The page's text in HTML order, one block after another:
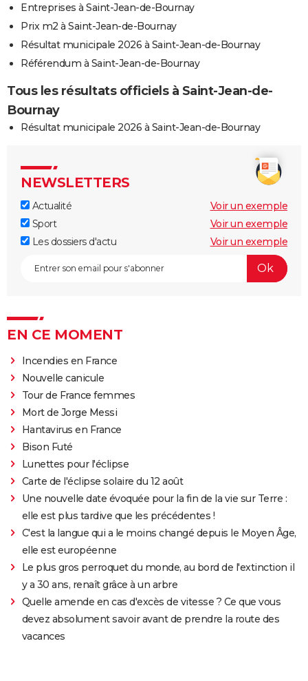
Entreprises à Saint-Jean-de-Bournay
Prix m2 à Saint-Jean-de-Bournay
Résultat municipale 2026 à Saint-Jean-de-Bournay
Référendum à Saint-Jean-de-Bournay
Tous les résultats officiels à Saint-Jean-de-
Bournay
Résultat municipale 2026 à Saint-Jean-de-Bournay
NEWSLETTERS
Actualité
Voir un exemple
Sport
Voir un exemple
Les dossiers d'actu
Voir un exemple
EN CE MOMENT
Incendies en France
Nouvelle canicule
Tour de France femmes
Mort de Jorge Messi
Hantavirus en France
Bison Futé
Lunettes pour l'éclipse
Carte de l'éclipse solaire du 12 août
Une nouvelle date évoquée pour la fin de la vie sur Terre :
elle est plus tardive que les précédentes !
C'est la langue qui a le moins changé depuis le Moyen Âge,
elle est européenne
Le plus gros perroquet du monde, au bord de l'extinction il
y a 30 ans, renaît grâce à un arbre
Quelle amende en cas d'excès de vitesse ? Ce que vous
devez absolument savoir avant de prendre la route des
vacances